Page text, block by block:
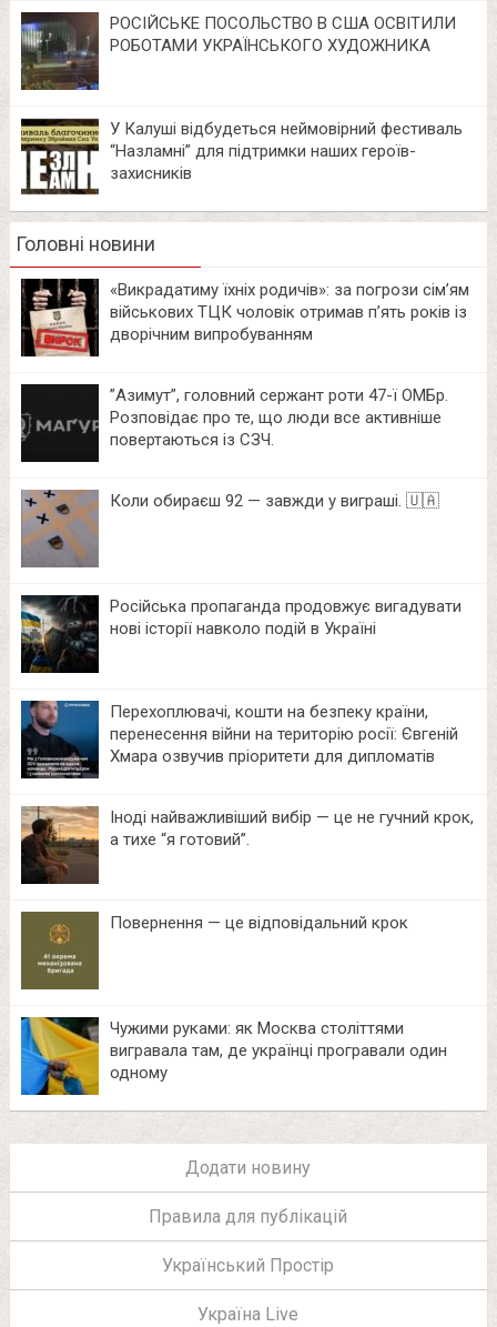
РОСІЙСЬКЕ ПОСОЛЬСТВО В США ОСВІТИЛИ
РОБОТАМИ УКРАЇНСЬКОГО ХУДОЖНИКА
У Калуші відбудеться неймовірний фестиваль
“Назламні” для підтримки наших героїв-
захисників
Головні новини
«Викрадатиму їхніх родичів»: за погрози сім’ям
військових ТЦК чоловік отримав п’ять років із
дворічним випробуванням
⁨”Азимут”, головний сержант роти 47-ї ОМБр.
Розповідає про те, що люди все активніше
повертаються із СЗЧ.
Коли обираєш 92 — завжди у виграші. 🇺🇦
Російська пропаганда продовжує вигадувати
нові історії навколо подій в Україні
Перехоплювачі, кошти на безпеку країни,
перенесення війни на територію росії: Євгеній
Хмара озвучив пріоритети для дипломатів
Іноді найважливіший вибір — це не гучний крок,
а тихе “я готовий”.
Повернення — це відповідальний крок
Чужими руками: як Москва століттями
вигравала там, де українці програвали один
одному
Додати новину
Правила для публікацій
Український Простір
Україна Live